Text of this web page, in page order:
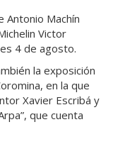
Antonio Machín
Victor
4 de agosto.
la exposición
en la que
Xavier Escribá y
que cuenta